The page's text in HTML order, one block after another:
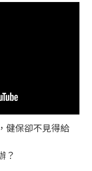
健保卻不見得給
？